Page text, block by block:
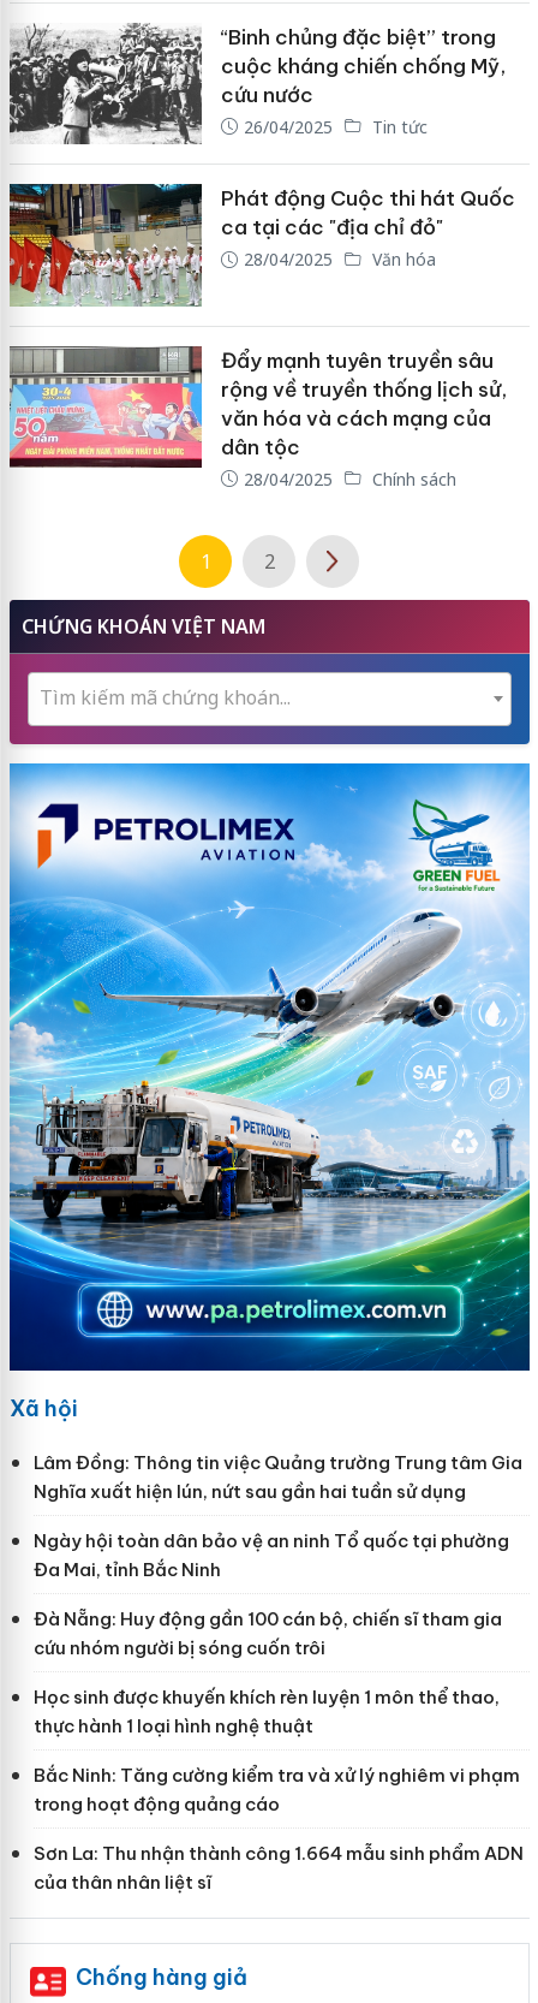
“Binh chủng đặc biệt” trong
cuộc kháng chiến chống Mỹ,
cứu nước
26/04/2025 Tin tức
Phát động Cuộc thi hát Quốc
ca tại các "địa chỉ đỏ"
28/04/2025 Văn hóa
Đẩy mạnh tuyên truyền sâu
rộng về truyền thống lịch sử,
văn hóa và cách mạng của
dân tộc
28/04/2025 Chính sách
1 2
CHỨNG KHOÁN VIỆT NAM
Tìm kiếm mã chứng khoán...
Xã hội
Lâm Đồng: Thông tin việc Quảng trường Trung tâm Gia
Nghĩa xuất hiện lún, nứt sau gần hai tuần sử dụng
Ngày hội toàn dân bảo vệ an ninh Tổ quốc tại phường
Đa Mai, tỉnh Bắc Ninh
Đà Nẵng: Huy động gần 100 cán bộ, chiến sĩ tham gia
cứu nhóm người bị sóng cuốn trôi
Học sinh được khuyến khích rèn luyện 1 môn thể thao,
thực hành 1 loại hình nghệ thuật
Bắc Ninh: Tăng cường kiểm tra và xử lý nghiêm vi phạm
trong hoạt động quảng cáo
Sơn La: Thu nhận thành công 1.664 mẫu sinh phẩm ADN
của thân nhân liệt sĩ
Chống hàng giả